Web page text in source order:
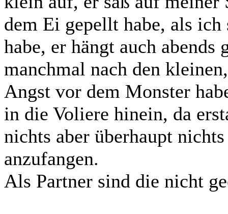
dem Ei gepellt habe, als
habe, er hängt auch abends
manchmal nach den
Angst vor dem Monster
in die Voliere hinein, da
nichts aber überhaupt
anzufangen.
Als Partner sind die nicht